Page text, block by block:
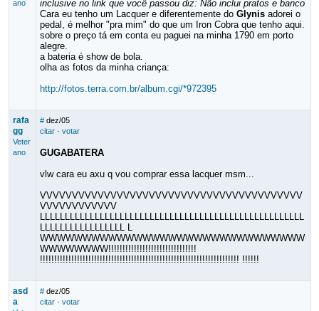
ano
inclusive no link que você passou diz: Não inclui pratos e banco
Cara eu tenho um Lacquer e diferentemente do Glynisadorei o
pedal, é melhor "pra mim" do que um Iron Cobra que tenho aqui.
sobre o preço tá em conta eu paguei na minha 1790 em porto
alegre.
a bateria é show de bola.
olha as fotos da minha criança:
http://fotos.terra.com.br/album.cgi/*972395
rafa
gg
Veter
ano
# dez/05
citar· votar
GUGABATERA
vlw cara eu axu q vou comprar essa lacquer msm...
VVVVVVVVVVVVVVVVVVVVVVVVVVVVVVVVVVVVVVVVV
VVVVVVVVVVVV
LLLLLLLLLLLLLLLLLLLLLLLLLLLLLLLLLLLLLLLLLLLLLLLLLLLLL
LLLLLLLLLLLLLLLLL L
WWWWWWWWWWWWWWWWWWWWWWWWWWWWWWW
WWWWWWWW!!!!!!!!!!!!!!!!!!!!!!!!!!!!!!!
!!!!!!!!!!!!!!!!!!!!!!!!!!!!!!!!!!!!!!!!!!!!!!!!!!!!!!!!!!!!!!!!!!!!!! !!!!!!
asd
a
# dez/05
citar· votar